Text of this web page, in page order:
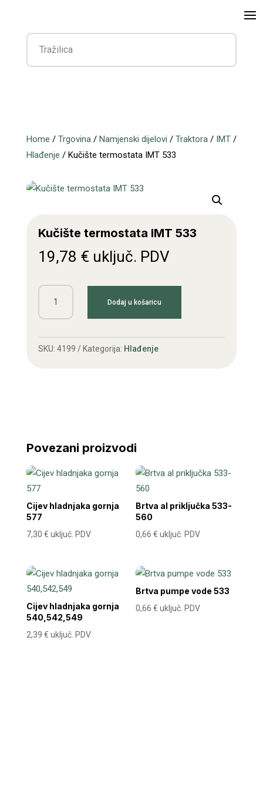
Home / Trgovina/ Namjenski dijelovi / Traktora/ IMT/
Hlađenje / Kučište termostata IMT 533
Kučište termostata IMT 533
19,78 € uključ. PDV
Kučište
termostata
533
količina
Dodaj u košaricu
SKU: 4199 Kategorija: Hlađenje
Povezani proizvodi
Cijev hladnjaka gornja
577
7,30 € uključ. PDV
Brtva al priključka 533-
560
0,66€ uključ. PDV
Cijev hladnjaka gornja
540,542,549
2,39 € uključ. PDV
Brtva pumpe vode 533
0,66€ uključ. PDV